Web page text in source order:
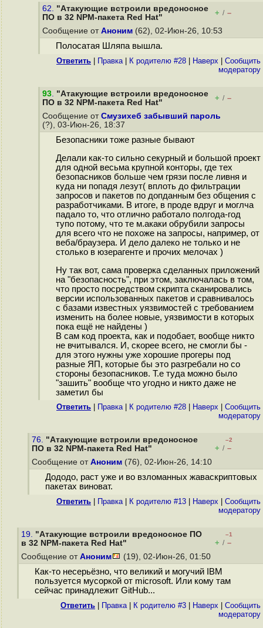
62. "Атакующие встроили вредоносное
ПО в 32 NPM-пакета Red Hat"
+ / –
Сообщение от Аноним (62), 02-Июн-26, 10:53
Полосатая Шляпа вышла.
Ответить Правка| К родителю #28 Наверх
Cообщить
модератору
93. "Атакующие встроили вредоносное
ПО в 32 NPM-пакета Red Hat"
+ / –
Сообщение от Смузихеб забывший пароль
(?), 03-Июн-26, 18:37
Безопасники тоже разные бывают
Делали как-то сильно секурный и большой проект
для одной весьма крупной конторы, где тех
безопасников больше чем грязи после ливня и
куда ни попадя лезут( вплоть до фильтрации
запросов и пакетов по допданным без общения с
разработчиками. В итоге, в проде вдруг и моглча
падало то, что отлично работало полгода-год
тупо потому, что те м.акаки обрубили запросы
для всего что не похоже на запросы, например, от
веба/браузера. И дело далеко не только и не
столько в юзерагенте и прочих мелочах )
Ну так вот, сама проверка сделанных приложений
на "безопасность", при этом, заключалась в том,
что просто посредством скрипта сканировались
версии использованных пакетов и сравнивалось
с базами известных уязвимостей с требованием
изменить на более новые, уязвимости в которых
пока ещё не найдены )
В сам код проекта, как и подобает, вообще никто
не вчитывался. И, скорее всего, не смогли бы -
для этого нужны уже хорошие прогеры под
разные ЯП, которые бы это разгребали но со
стороны безопасников. Т.е туда можно было
"зашить" вообще что угодно и никто даже не
заметил бы
Ответить Правка| К родителю #28 Наверх
Cообщить
модератору
76. "Атакующие встроили вредоносное
ПО в 32 NPM-пакета Red Hat"
–2
+ / –
Сообщение от Аноним (76), 02-Июн-26, 14:10
Дододо, раст уже и во взломанных жаваскриптовых
пакетах виноват.
Ответить Правка| К родителю #13 Наверх
Cообщить
модератору
19. "Атакующие встроили вредоносное ПО
в 32 NPM-пакета Red Hat"
–1
+ / –
Сообщение от Аноним (19), 02-Июн-26, 01:50
Как-то несерьёзно, что великий и могучий IBM
пользуется мусоркой от microsoft. Или кому там
сейчас принадлежит GitHub...
Ответить Правка| К родителю #3 Наверх
Cообщить
модератору